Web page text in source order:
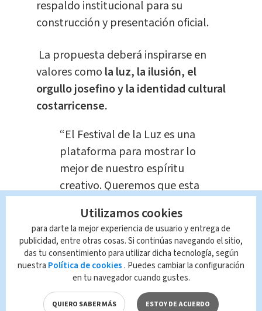
respaldo institucional para su
construcción y presentación oficial.
La propuesta deberá inspirarse en
valores como la luz, la ilusión, el
orgullo josefino y la identidad cultural
costarricense.
“El Festival de la Luz es una
plataforma para mostrar lo
mejor de nuestro espíritu
creativo. Queremos que esta
alegría, el arte y la
esperanza que compartimos
como ciudad”, comentó un
representante del Comité
Organizador.
Utilizamos cookies
para darte la mejor experiencia de usuario y entrega de
publicidad, entre otras cosas. Si continúas navegando el sitio,
das tu consentimiento para utilizar dicha tecnología, según
nuestra Política de cookies . Puedes cambiar la configuración
en tu navegador cuando gustes.
QUIERO SABER MÁS ESTOY DE ACUERDO